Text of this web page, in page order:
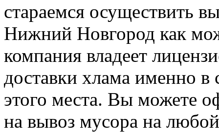
стараемся осуществить
Нижний Новгород как
компания владеет
доставки хлама именно в
этого места. Вы можете
на вывоз мусора на